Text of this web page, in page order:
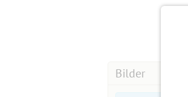
Bilder